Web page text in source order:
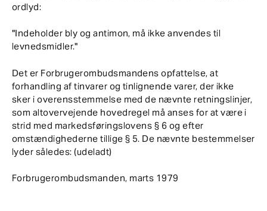
ordlyd:
"Indeholder bly og antimon, må ikke anvendes til
levnedsmidler."
Det er Forbrugerombudsmandens opfattelse, at
forhandling af tinvarer og tinlignende varer, der ikke
sker i overensstemmelse med de nævnte retningslinjer,
som altovervejende hovedregel må anses for at være i
strid med markedsføringslovens § 6 og efter
omstændighederne tillige § 5. De nævnte bestemmelser
lyder således: (udeladt)
Forbrugerombudsmanden, marts 1979